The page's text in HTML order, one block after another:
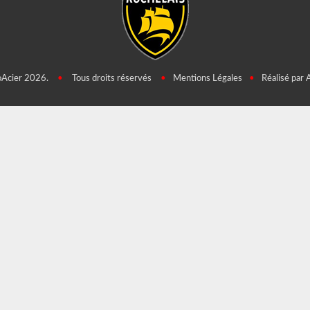
2026. • Tous droits réservés • Mentions Légales • Réalisé par